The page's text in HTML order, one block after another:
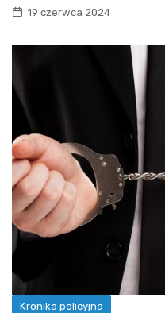
19 czerwca 2024
Kronika policyjna